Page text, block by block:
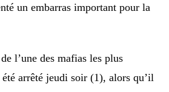
un embarras important pour la
l’une des mafias les plus
arrêté jeudi soir (1), alors qu’il